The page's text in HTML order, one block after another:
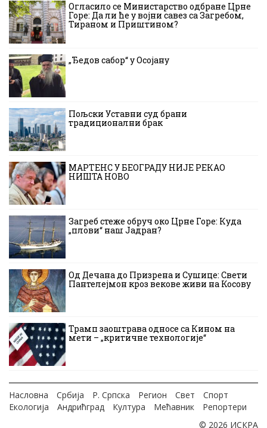
Огласило се Министарство одбране Црне
Горе: Да ли ће у војни савез са Загребом,
Тираном и Приштином?
„Ђедов сабор“ у Осојану
Пољски Уставни суд брани
традиционални брак
МАРТЕНС У БЕОГРАДУ НИЈЕ РЕКАО
НИШТА НОВО
Загреб стеже обруч око Црне Горе: Куда
„плови“ наш Јадран?
Од Дечана до Призрена и Сушице: Свети
Пантелејмон кроз векове живи на Косову
Трамп заоштрава односе са Кином на
мети – „критичне технологије“
Насловна Србија Р. Српска Регион Свет
Спорт
Екологија
Андрићград Култура Мећавник
Репортери
© 2026 ИСКРА